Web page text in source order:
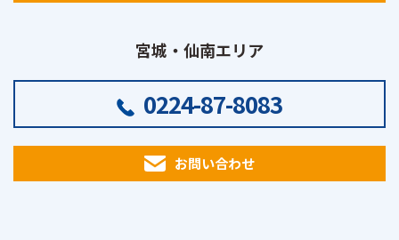
宮城・仙南エリア
0224-87-8083
お問い合わせ